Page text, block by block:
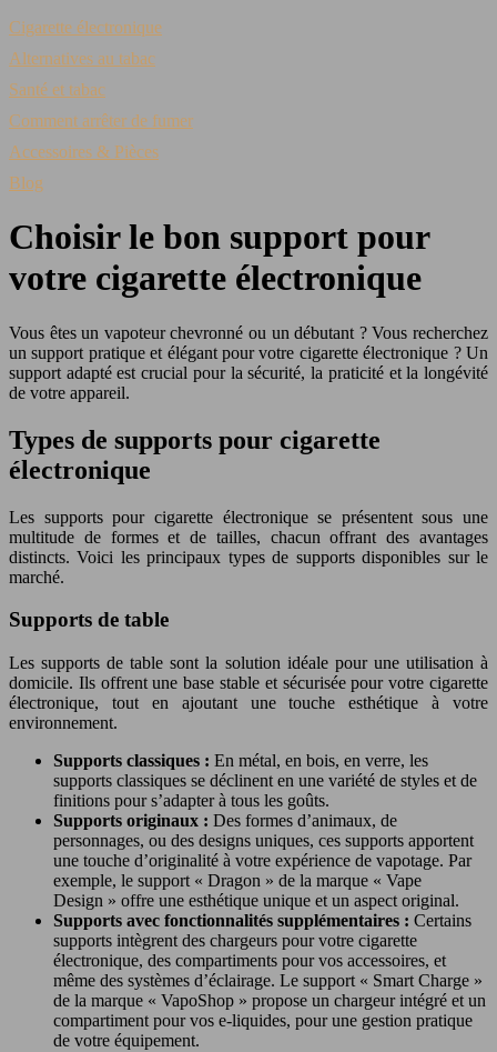
Cigarette électronique
Alternatives au tabac
Santé et tabac
Comment arrêter de fumer
Accessoires & Pièces
Blog
Choisir le bon support pour
votre cigarette électronique
Vous êtes un vapoteur chevronné ou un débutant ? Vous recherchez
un support pratique et élégant pour votre cigarette électronique ? Un
support adapté est crucial pour la sécurité, la praticité et la longévité
de votre appareil.
Types de supports pour cigarette
électronique
Les supports pour cigarette électronique se présentent sous une
multitude de formes et de tailles, chacun offrant des avantages
distincts. Voici les principaux types de supports disponibles sur le
marché.
Supports de table
Les supports de table sont la solution idéale pour une utilisation à
domicile. Ils offrent une base stable et sécurisée pour votre cigarette
électronique, tout en ajoutant une touche esthétique à votre
environnement.
Supports classiques : En métal, en bois, en verre, les
supports classiques se déclinent en une variété de styles et de
finitions pour s’adapter à tous les goûts.
Supports originaux : Des formes d’animaux, de
personnages, ou des designs uniques, ces supports apportent
une touche d’originalité à votre expérience de vapotage. Par
exemple, le support « Dragon » de la marque « Vape
Design » offre une esthétique unique et un aspect original.
Supports avec fonctionnalités supplémentaires : Certains
supports intègrent des chargeurs pour votre cigarette
électronique, des compartiments pour vos accessoires, et
même des systèmes d’éclairage. Le support « Smart Charge »
de la marque « VapoShop » propose un chargeur intégré et un
compartiment pour vos e-liquides, pour une gestion pratique
de votre équipement.